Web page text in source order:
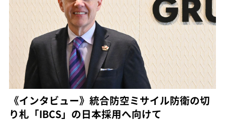
《インタビュー》統合防空ミサイル防衛の切
り札「IBCS」の日本採用へ向けて